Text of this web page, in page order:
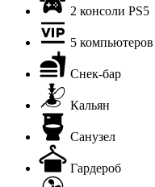
2 консоли PS5
5 компьютеров
Снек-бар
Кальян
Санузел
Гардероб